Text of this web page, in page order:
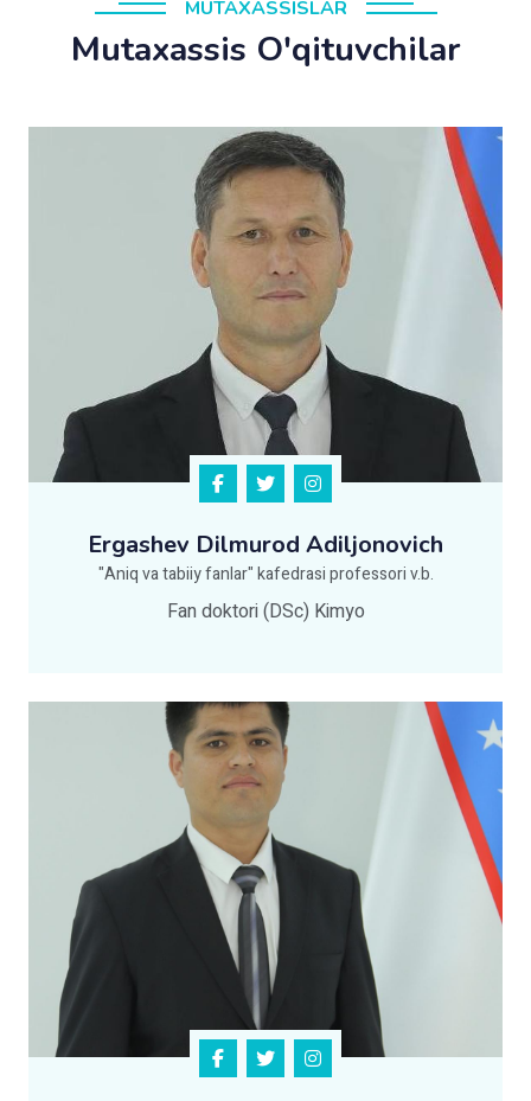
MUTAXASSISLAR
Mutaxassis O'qituvchilar
Ergashev Dilmurod Adiljonovich
"Aniq va tabiiy fanlar" kafedrasi professori v.b.
Fan doktori (DSc) Kimyo